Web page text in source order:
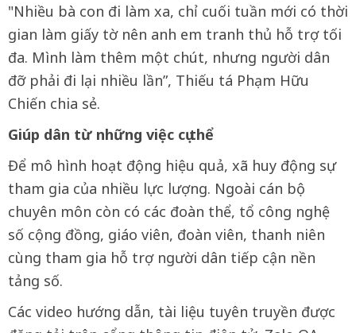
"Nhiều bà con đi làm xa, chỉ cuối tuần mới có thời
gian làm giấy tờ nên anh em tranh thủ hỗ trợ tối
đa. Mình làm thêm một chút, nhưng người dân
đỡ phải đi lại nhiều lần”, Thiếu tá Phạm Hữu
Chiến chia sẻ.
Giúp dân từ những việc cụ thể
Để mô hình hoạt động hiệu quả, xã huy động sự
tham gia của nhiều lực lượng. Ngoài cán bộ
chuyên môn còn có các đoàn thể, tổ công nghệ
số cộng đồng, giáo viên, đoàn viên, thanh niên
cùng tham gia hỗ trợ người dân tiếp cận nền
tảng số.
Các video hướng dẫn, tài liệu tuyên truyền được